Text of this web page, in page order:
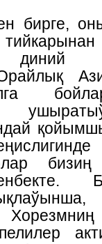
диний
бизиң